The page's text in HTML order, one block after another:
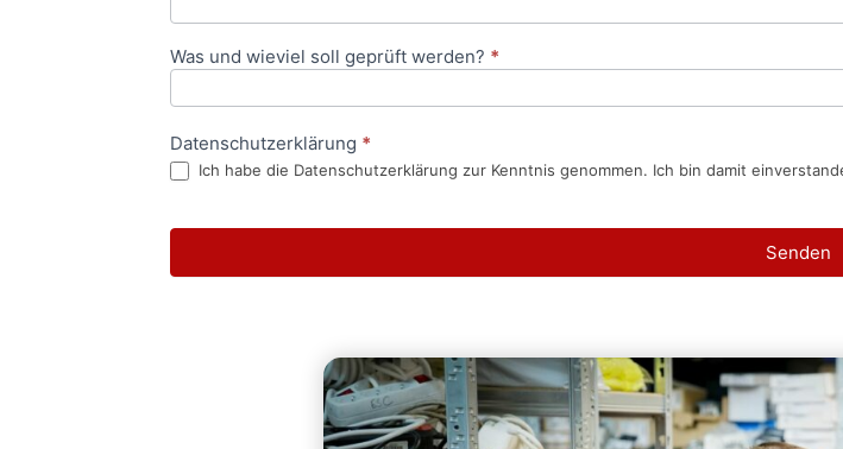
Was und wieviel soll geprüft werden? *
Datenschutzerklärung *
Ich habe die Datenschutzerklärung zur Kenntnis genommen. Ich bin damit
Senden